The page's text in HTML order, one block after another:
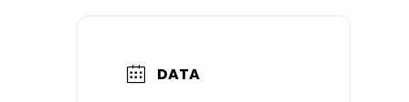
DATA